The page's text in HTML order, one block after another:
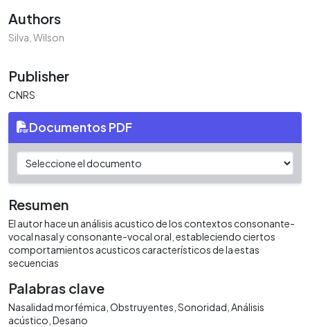
Authors
Silva, Wilson
Publisher
CNRS
Documentos PDF
Resumen
El autor hace un análisis acustico de los contextos consonante-
vocal nasal y consonante-vocal oral, estableciendo ciertos
comportamientos acusticos característicos de la estas
secuencias
Palabras clave
Nasalidad morfémica Obstruyentes Sonoridad Análisis
acústico Desano